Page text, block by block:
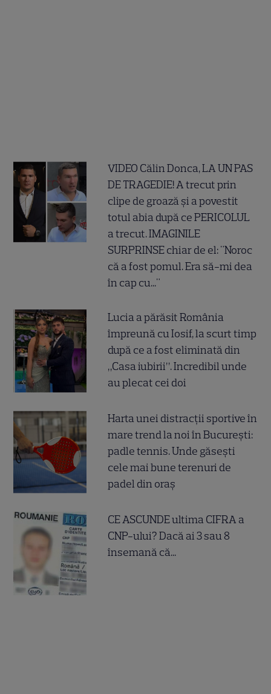
VIDEO Călin Donca, LA UN PAS
DE TRAGEDIE! A trecut prin
clipe de groază și a povestit
totul abia după ce PERICOLUL
a trecut. IMAGINILE
SURPRINSE chiar de el: "Noroc
că a fost pomul. Era să-mi dea
în cap cu..."
Lucia a părăsit România
împreună cu Iosif, la scurt timp
după ce a fost eliminată din
„Casa iubirii”. Incredibil unde
au plecat cei doi
Harta unei distracții sportive în
mare trend la noi în București:
padle tennis. Unde găsești
cele mai bune terenuri de
padel din oraș
CE ASCUNDE ultima CIFRA a
CNP-ului? Dacă ai 3 sau 8
însemană că...